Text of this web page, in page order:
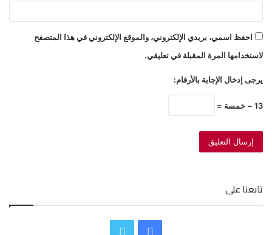
احفظ اسمي، بريدي الإلكتروني، والموقع الإلكتروني في هذا المتصفح
لاستخدامها المرة المقبلة في تعليقي.
يرجى إدخال الإجابة بالأرقام:
13 − خمسة =
تابعنا على